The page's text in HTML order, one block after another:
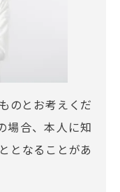
のとお考えくだ
場合、本人に知
となることがあ